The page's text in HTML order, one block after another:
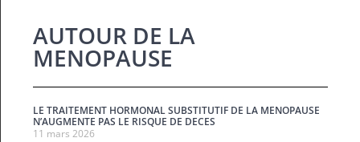
AUTOUR DE LA
MENOPAUSE
LE TRAITEMENT HORMONAL SUBSTITUTIF DE LA MENOPAUSE
N’AUGMENTE PAS LE RISQUE DE DECES
11 mars 2026